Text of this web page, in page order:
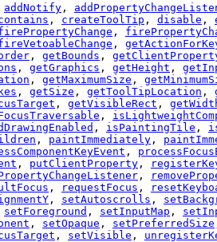
addNotify ,
, createToolTip , disable ,
,
,
, getBounds ,
, getGraphics , getHeight ,
, getMaximumSize ,
, getSize , getToolTipLocation ,
, getVisibleRect ,
,
, isPaintingTile ,
, paintImmediately ,
,
, putClientProperty ,
,
, requestFocus ,
, setAutoscrolls ,
setForeground , setInputMap ,
, setOpaque , setPreferredSize
, setVisible ,